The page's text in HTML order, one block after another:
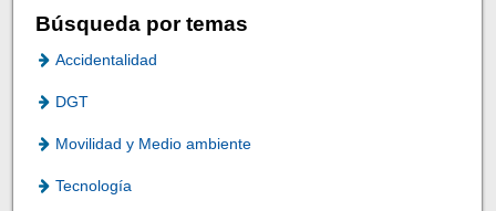
Búsqueda por temas
Accidentalidad
DGT
Movilidad y Medio ambiente
Tecnología